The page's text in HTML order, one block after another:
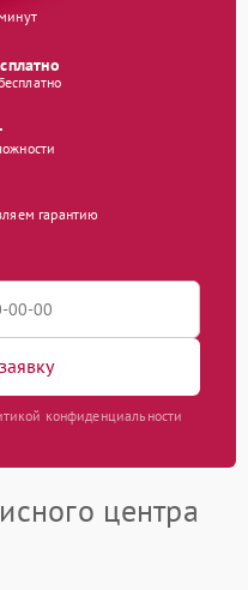
гарантию
конфиденциальности
центра